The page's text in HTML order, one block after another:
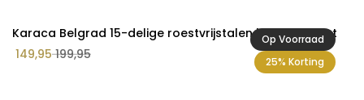
Op Voorraad
25% Korting
Karaca Belgrad 15-delige roestvrijstalen kookgerei set
149,95199,95